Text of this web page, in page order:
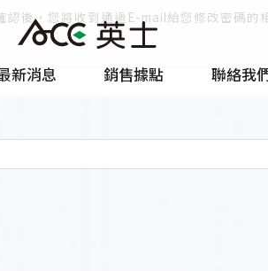
新消息 銷售據點 聯絡我
後，您將收到通過E-mail給您修改密碼的